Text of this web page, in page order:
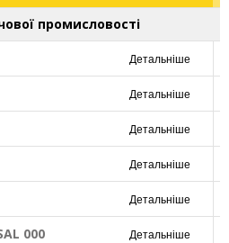
промисловості
Детальніше
Детальніше
Детальніше
Детальніше
Детальніше
000 Детальніше